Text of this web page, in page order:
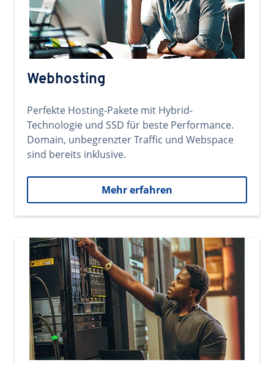
Webhosting
Perfekte Hosting-Pakete mit Hybrid-
Technologie und SSD für beste Performance.
Domain, unbegrenzter Traffic und Webspace
sind bereits inklusive.
Mehr erfahren